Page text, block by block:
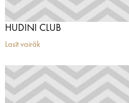
HUDINI CLUB
Lasīt vairāk